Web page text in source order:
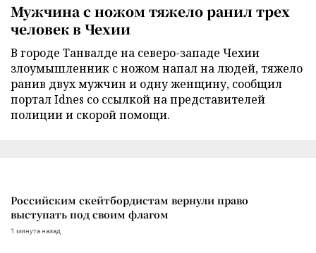
Мужчина с ножом тяжело ранил трех
человек в Чехии
В городе Танвалде на северо-западе Чехии
злоумышленник с ножом напал на людей, тяжело
ранив двух мужчин и одну женщину, сообщил
портал Idnes со ссылкой на представителей
полиции и скорой помощи.
Российским скейтбордистам вернули право
выступать под своим флагом
1 минута назад